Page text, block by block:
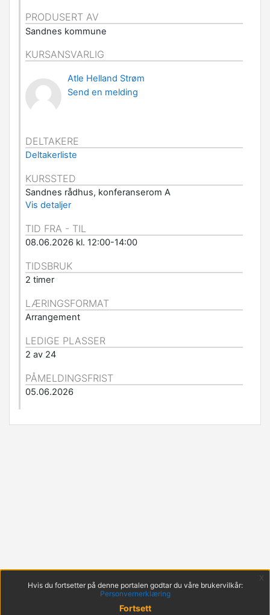
PRODUSERT AV
Sandnes kommune
KURSANSVARLIG
Atle Helland Strøm
Send en melding
DELTAKERE
Deltakerliste
KURSSTED
Sandnes rådhus, konferanserom A
Vis detaljer
TID FRA - TIL
08.06.2026 kl. 12:00-14:00
TIDSBRUK
2 timer
LÆRINGSFORMAT
Arrangement
LEDIGE PLASSER
2 av 24
PÅMELDINGSFRIST
05.06.2026
Hvis du fortsetter på denne portalen godtar du våre brukervilkår:
Personvernerklæring
Fortsett
x